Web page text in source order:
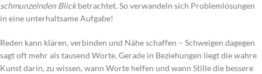
schmunzelnden Blickbetrachtet. So verwandeln sich Problemlösungen
in eine unterhaltsame Aufgabe!
Reden kann klären, verbinden und Nähe schaffen – Schweigen dagegen
sagt oft mehr als tausend Worte. Gerade in Beziehungen liegt die wahre
Kunst darin, zu wissen, wann Worte helfen und wann Stille die bessere